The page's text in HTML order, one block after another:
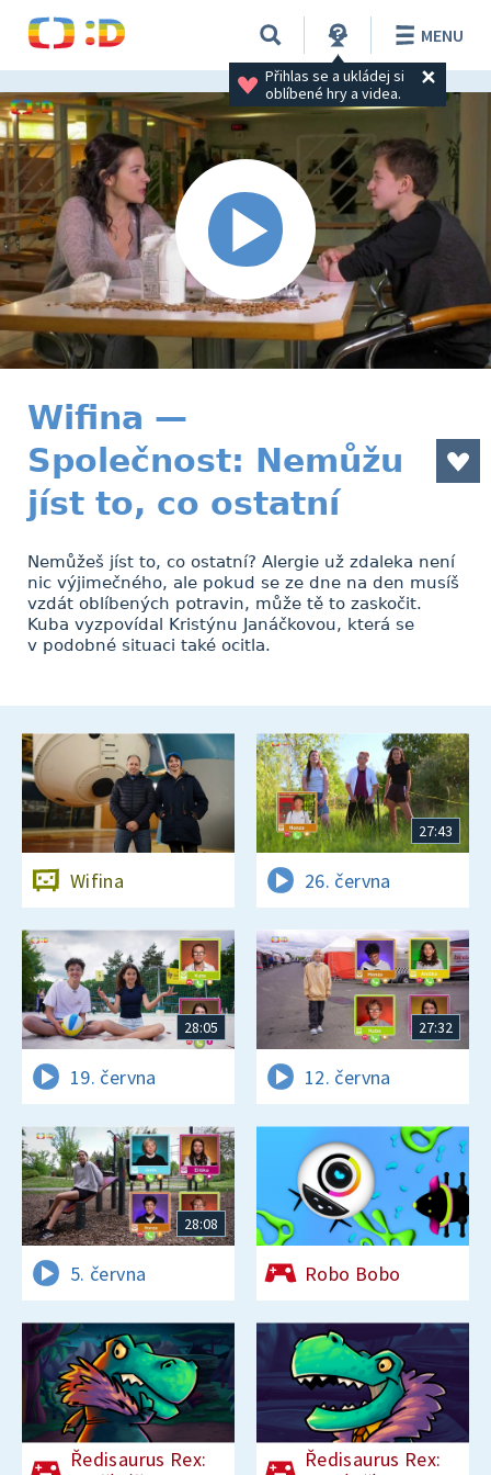
Přihlas se a ukládej si
oblíbené hry a videa.
MENU
Wifina —
Společnost: Nemůžu
jíst to, co ostatní
Nemůžeš jíst to, co ostatní? Alergie už zdaleka není
nic výjimečného, ale pokud se ze dne na den musíš
vzdát oblíbených potravin, může tě to zaskočit.
Kuba vyzpovídal Kristýnu Janáčkovou, která se
v podobné situaci také ocitla.
Wifina
27:43
26. června
28:05
19. června
27:32
12. června
28:08
5. června Robo Bobo
Ředisaurus Rex:
Ředisaurus Rex: